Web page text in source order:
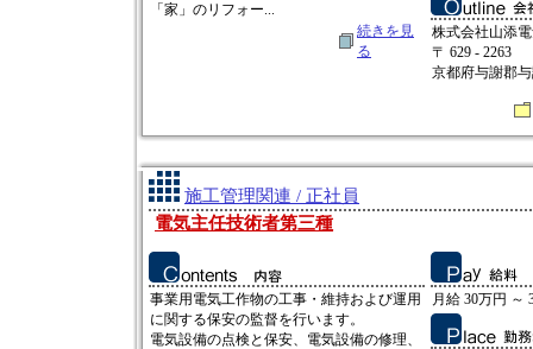
「家」のリフォー...
続きを見
る
株式会社山添
〒 629 - 2263
京都府与謝郡
施工管理関連 / 正社員
電気主任技術者第三種
事業用電気工作物の工事・維持および運用
に関する保安の監督を行います。
電気設備の点検と保安、電気設備の修理、
月給 30万円 ～